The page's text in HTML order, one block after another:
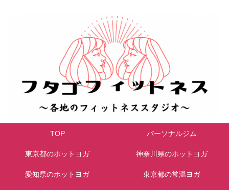
TOP パーソナルジム
東京都のホットヨガ 神奈川県のホットヨガ
愛知県のホットヨガ 東京都の常温ヨガ